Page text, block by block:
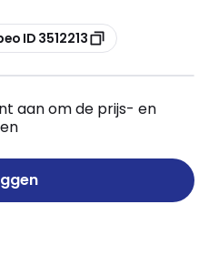
ID 3512213
aan om de prijs- en